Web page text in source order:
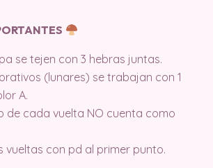
se tejen con 3 hebras juntas.
(lunares) se trabajan con 1
A.
de cada vuelta NO cuenta como
vueltas con pd al primer punto.